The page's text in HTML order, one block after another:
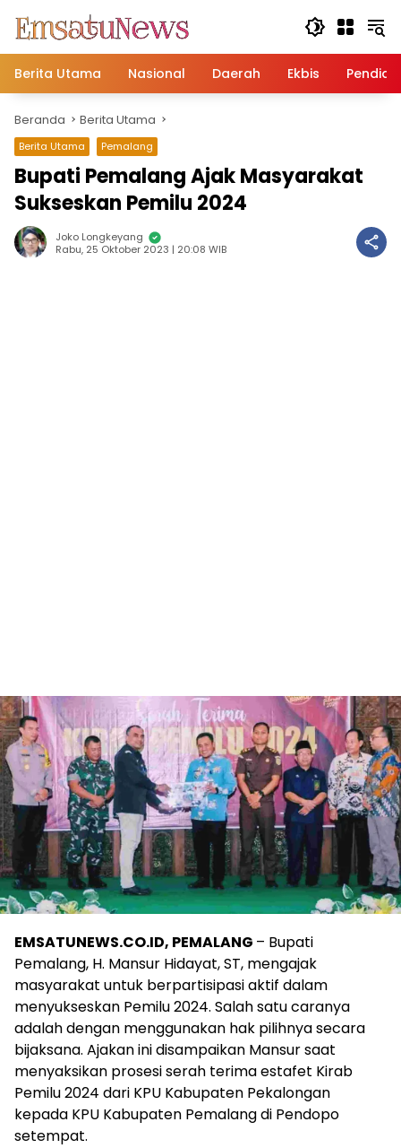
konten
Berita Utama
Nasional Daerah Ekbis
Beranda Berita Utama
Berita Utama Pemalang
Bupati Pemalang Ajak Masyarakat
Sukseskan Pemilu 2024
Joko Longkeyang
Rabu, 25 Oktober 2023 | 20:08 WIB
EMSATUNEWS.CO.ID, PEMALANG – Bupati
Pemalang, H. Mansur Hidayat, ST, mengajak
masyarakat untuk berpartisipasi aktif dalam
menyukseskan Pemilu 2024. Salah satu caranya
adalah dengan menggunakan hak pilihnya secara
bijaksana. Ajakan ini disampaikan Mansur saat
menyaksikan prosesi serah terima estafet Kirab
Pemilu 2024 dari KPU Kabupaten Pekalongan
kepada KPU Kabupaten Pemalang di Pendopo
setempat.